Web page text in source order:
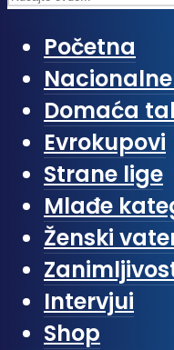
Početna
Domaća
Evrokupovi
Strane lige
Mlađe
Ženski
Intervjui
Shop